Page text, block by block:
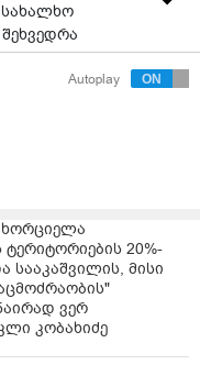
სახალხო
საუბარი
თქმით,
Autoplay
20%-
სააკაშვილის, მისი
ვერ
კობახიძე